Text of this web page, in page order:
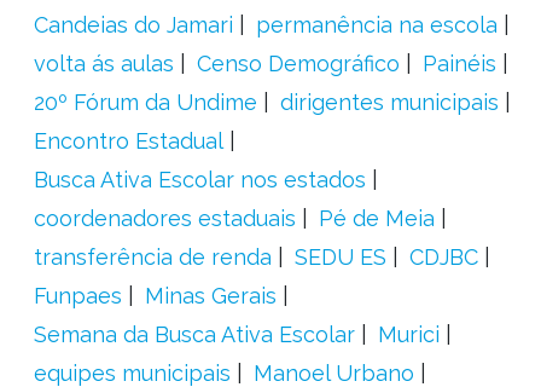
Candeias do Jamari
permanência na escola
volta ás aulas
Censo Demográfico
Painéis
20º Fórum da Undime
dirigentes municipais
Encontro Estadual
Busca Ativa Escolar nos estados
coordenadores estaduais
Pé de Meia
transferência de renda
SEDU ES
CDJBC
Funpaes
Minas Gerais
Semana da Busca Ativa Escolar
Murici
equipes municipais
Manoel Urbano